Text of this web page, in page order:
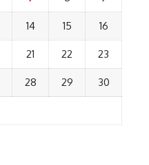
14 15 16
21 22 23
28 29 30